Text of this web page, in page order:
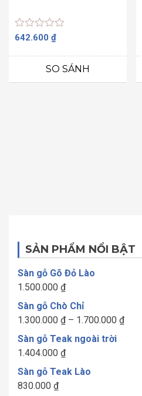
Được
hạng
sao
642.600 ₫
SO SÁNH
SẢN PHẨM NỔI BẬT
Sàn gỗ Gõ Đỏ Lào
1.500.000 ₫
Sàn gỗ Chò Chỉ
1.300.000 ₫ – 1.700.000 ₫
Sàn gỗ Teak ngoài trời
1.404.000 ₫
Sàn gỗ Teak Lào
830.000 ₫